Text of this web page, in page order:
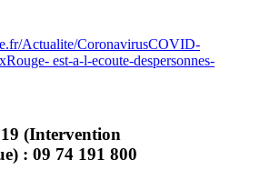
Actualite/CoronavirusCOVID-
est-a-l-ecoute-despersonnes-
(Intervention
: 09 74 191 800